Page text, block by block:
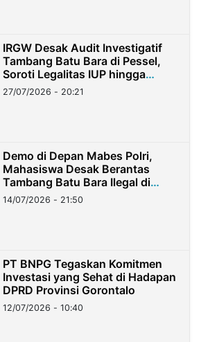
IRGW Desak Audit Investigatif
Tambang Batu Bara di Pessel,
Soroti Legalitas IUP hingga
Stockpile
27/07/2026 - 20:21
Demo di Depan Mabes Polri,
Mahasiswa Desak Berantas
Tambang Batu Bara Ilegal di
Lampung
14/07/2026 - 21:50
PT BNPG Tegaskan Komitmen
Investasi yang Sehat di Hadapan
DPRD Provinsi Gorontalo
12/07/2026 - 10:40